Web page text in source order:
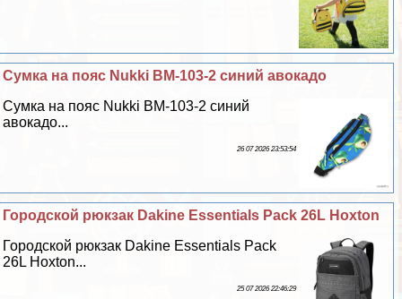
Сумка на пояс Nukki BM-103-2 синий авокадо
Сумка на пояс Nukki BM-103-2 синий
авокадо...
26 07 2026 23:53:54
Городской рюкзак Dakine Essentials Pack 26L Hoxton
Городской рюкзак Dakine Essentials Pack
26L Hoxton...
25 07 2026 22:46:29